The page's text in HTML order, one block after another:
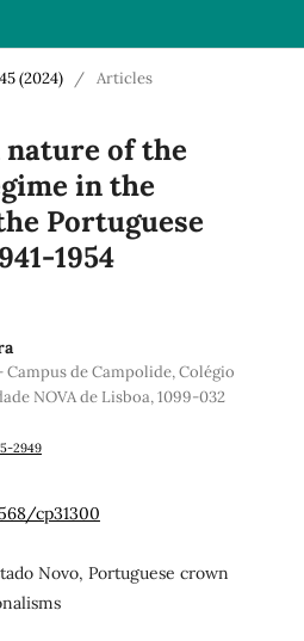
(2024) / Articles
nature of the
in the
Portuguese
1954
Campus de Campolide, Colégio
NOVA de Lisboa, 1099-032
2949
cp31300
Novo, Portuguese crown